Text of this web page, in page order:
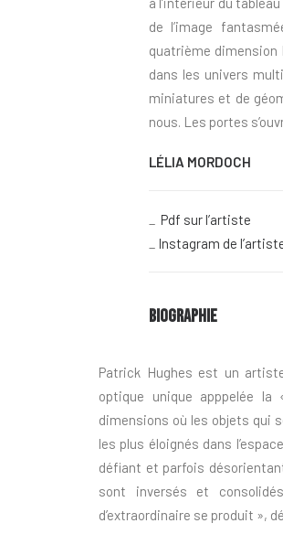
de l’image
quatrième dimension
dans les univers
miniatures et de
nous. Les portes
LÉLIA MORDOCH
Pdf sur l’artiste
Instagram de
BIOGRAPHIE
Patrick Hughes est un
optique unique apppelée
dimensions où les objets qui
les plus éloignés dans
défiant et parfois
sont inversés et
d’extraordinaire se produit »,